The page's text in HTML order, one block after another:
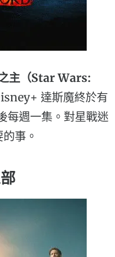
主（Star Wars:
達斯魔終於有
每週一集。對星戰迷
事。